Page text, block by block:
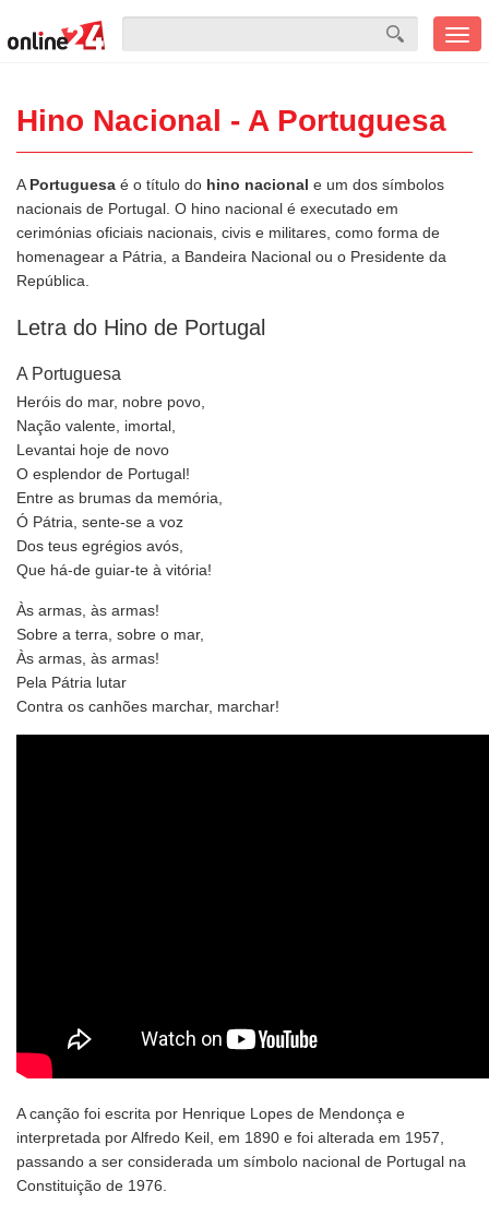
Hino Nacional - A Portuguesa
A Portuguesa é o título do hino nacional e um dos símbolos
nacionais de Portugal. O hino nacional é executado em
cerimónias oficiais nacionais, civis e militares, como forma de
homenagear a Pátria, a Bandeira Nacional ou o Presidente da
República.
Letra do Hino de Portugal
A Portuguesa
Heróis do mar, nobre povo,
Nação valente, imortal,
Levantai hoje de novo
O esplendor de Portugal!
Entre as brumas da memória,
Ó Pátria, sente-se a voz
Dos teus egrégios avós,
Que há-de guiar-te à vitória!
Às armas, às armas!
Sobre a terra, sobre o mar,
Às armas, às armas!
Pela Pátria lutar
Contra os canhões marchar, marchar!
A canção foi escrita por Henrique Lopes de Mendonça e
interpretada por Alfredo Keil, em 1890 e foi alterada em 1957,
passando a ser considerada um símbolo nacional de Portugal na
Constituição de 1976.